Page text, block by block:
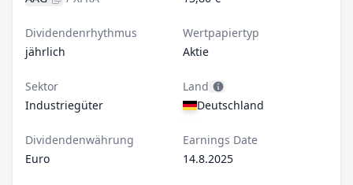
Dividendenrhythmus
jährlich
Wertpapiertyp
Aktie
Sektor
Industriegüter
Land
Deutschland
Dividendenwährung
Euro
Earnings Date
14.8.2025